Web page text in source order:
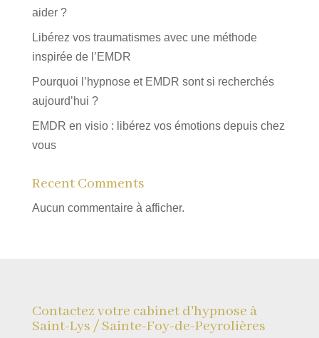
aider ?
Libérez vos traumatismes avec une méthode
inspirée de l’EMDR
Pourquoi l’hypnose et EMDR sont si recherchés
aujourd’hui ?
EMDR en visio : libérez vos émotions depuis chez
vous
Recent Comments
Aucun commentaire à afficher.
Contactez votre cabinet d'hypnose à
Saint-Lys / Sainte-Foy-de-Peyrolières